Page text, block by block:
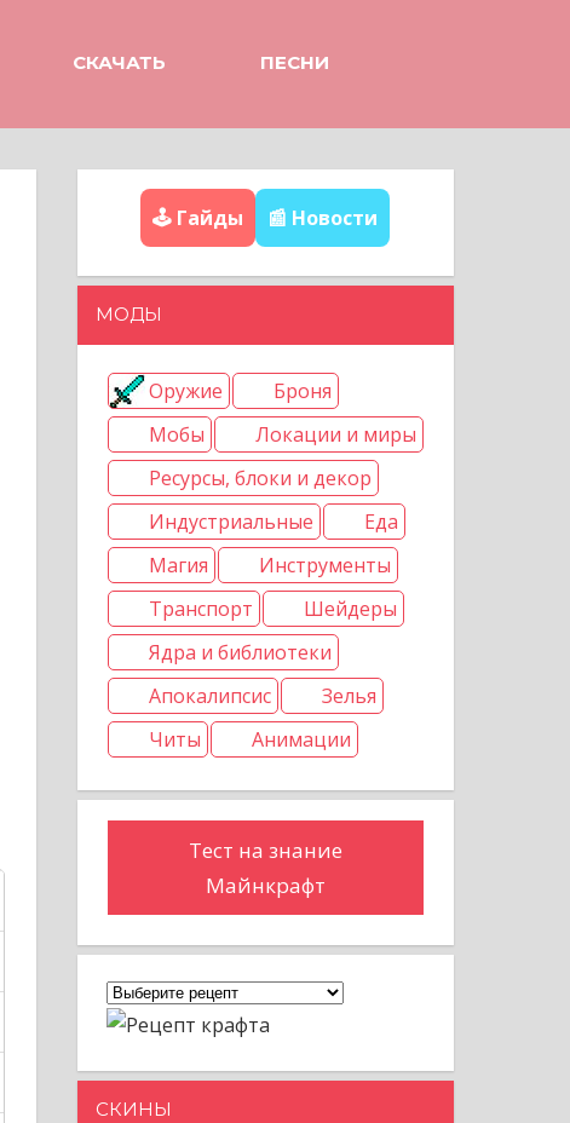
СКАЧАТЬ ПЕСНИ
🕹️ Гайды 📰 Новости
МОДЫ
Оружие
Броня
Мобы
Локации и миры
Ресурсы, блоки и декор
Индустриальные
Еда
Магия
Инструменты
Транспорт
Шейдеры
Ядра и библиотеки
Апокалипсис
Зелья
Читы
Анимации
Тест на знание
Майнкрафт
СКИНЫ